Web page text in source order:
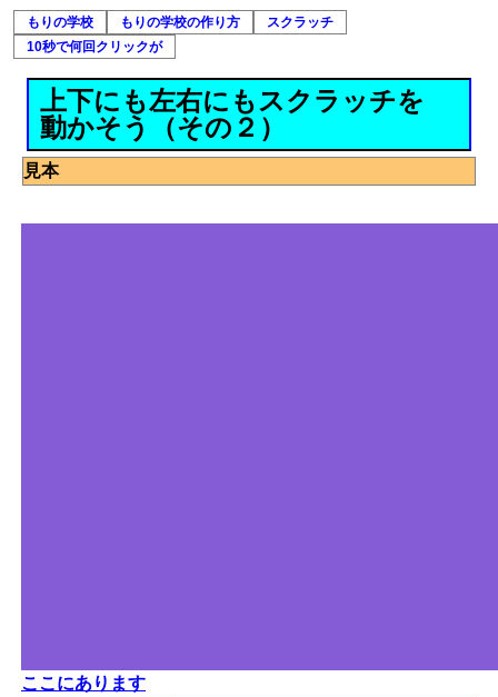
もりの学校 もりの学校の作り方
スクラッチ
10秒で何回クリックが
上下にも左右にもスクラッチを
動かそう（その２）
見本
ここにあります